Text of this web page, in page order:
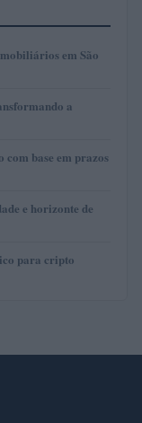
em São
a
base em prazos
e horizonte de
para cripto